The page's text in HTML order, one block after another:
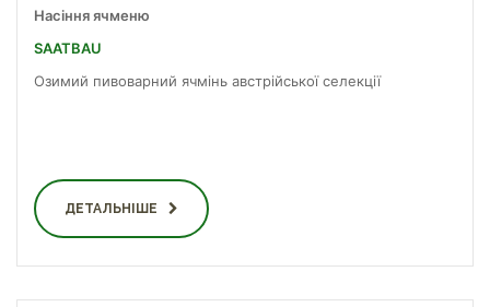
Насіння ячменю
SAATBAU
Озимий пивоварний ячмінь австрійської селекції
ДЕТАЛЬНІШЕ